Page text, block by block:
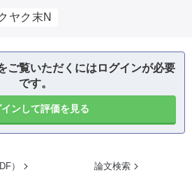
ヤク末N
ご覧いただくにはログインが必要
です。
インして評価を見る
） 論文検索